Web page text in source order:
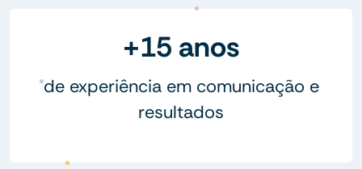
+15 anos
de experiência em comunicação e
resultados